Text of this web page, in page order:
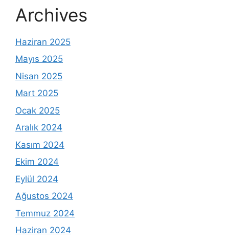
Archives
Haziran 2025
Mayıs 2025
Nisan 2025
Mart 2025
Ocak 2025
Aralık 2024
Kasım 2024
Ekim 2024
Eylül 2024
Ağustos 2024
Temmuz 2024
Haziran 2024